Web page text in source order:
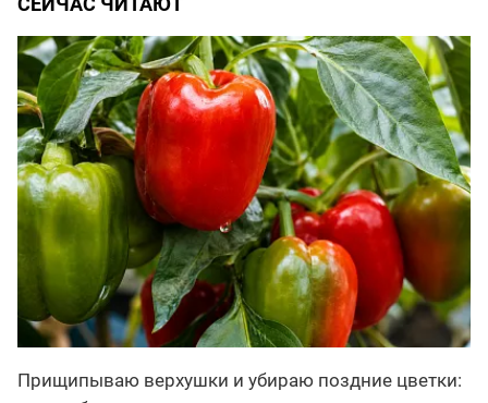
Прищипываю верхушки и убираю поздние цветки: